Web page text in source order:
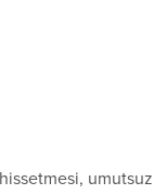
umutsuz